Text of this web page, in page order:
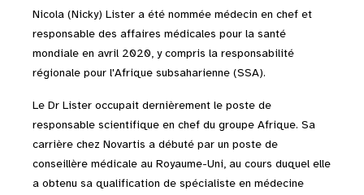
Nicola (Nicky) Lister a été nommée médecin en chef et
responsable des affaires médicales pour la santé
mondiale en avril 2020, y compris la responsabilité
régionale pour l'Afrique subsaharienne (SSA).
Le Dr Lister occupait dernièrement le poste de
responsable scientifique en chef du groupe Afrique. Sa
carrière chez Novartis a débuté par un poste de
conseillère médicale au Royaume-Uni, au cours duquel elle
a obtenu sa qualification de spécialiste en médecine